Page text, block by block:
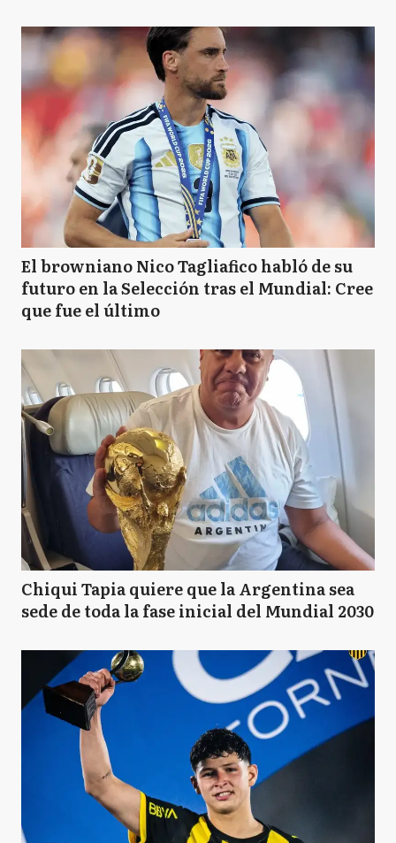
El browniano Nico Tagliafico habló de su
futuro en la Selección tras el Mundial: Cree
que fue el último
Chiqui Tapia quiere que la Argentina sea
sede de toda la fase inicial del Mundial 2030